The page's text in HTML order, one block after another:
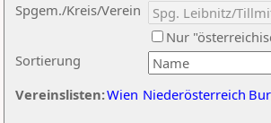
Sortierung
Spgem./Kreis/Verein
Nur
Vereinslisten:Wien Niederösterreich